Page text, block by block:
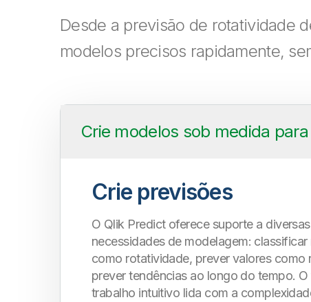
Desde a previsão de rotatividade
modelos precisos rapidamente,
Crie modelos sob medida
Crie previsões
O Qlik Predict oferece suporte a diversas
necessidades de modelagem: classificar
como rotatividade, prever valores como
prever tendências ao longo do tempo.
trabalho intuitivo lida com a